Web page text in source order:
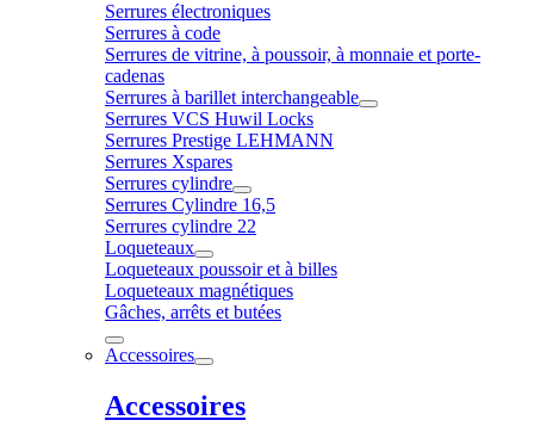
Serrures électroniques
Serrures à code
Serrures de vitrine, à poussoir, à monnaie et porte-
cadenas
Serrures à barillet interchangeable
Serrures VCS Huwil Locks
Serrures Prestige LEHMANN
Serrures Xspares
Serrures cylindre
Serrures Cylindre 16,5
Serrures cylindre 22
Loqueteaux
Loqueteaux poussoir et à billes
Loqueteaux magnétiques
Gâches, arrêts et butées
Accessoires
Accessoires